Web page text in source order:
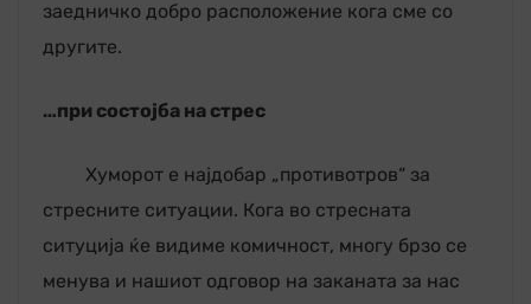
заедничко добро расположение кога сме со
другите.
…при состојба на стрес
Хуморот е најдобар „противотров“ за
стресните ситуации. Кога во стресната
ситуција ќе видиме комичност, многу брзо се
менува и нашиот одговор на заканата за нас